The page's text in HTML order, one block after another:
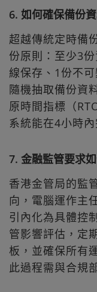
6. 如何確保備份
超越傳統定時備
份原則：至少3
線保存、1份不
隨機抽取備份資
原時間指標（
系統能在4小時內
7. 金融監管要求
香港金管局的監
向，電腦運作主
引內化為具體控
管影響評估，定
板，並確保所有
此過程需與合規